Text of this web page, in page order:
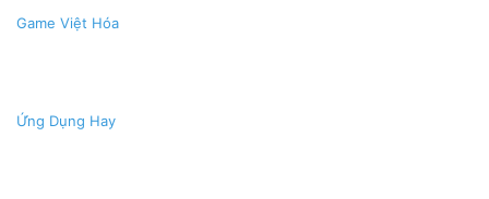
Game Việt Hóa
Ứng Dụng Hay